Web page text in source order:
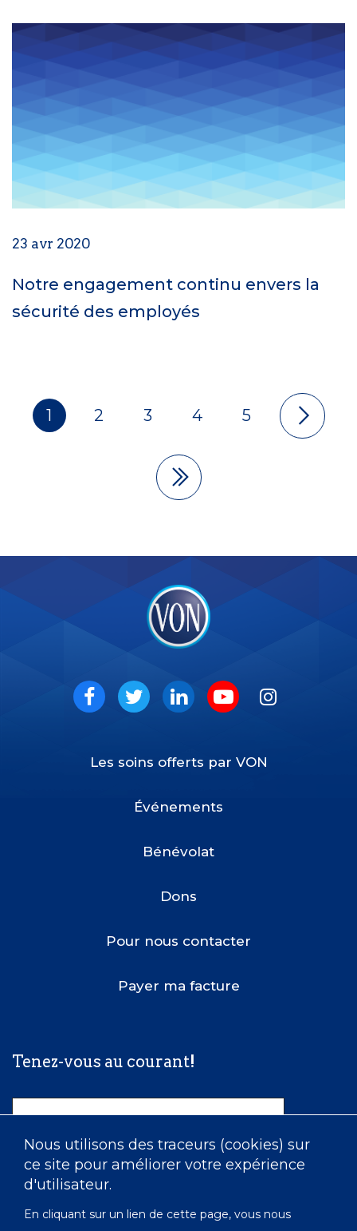
Nous utilisons des traceurs (cookies) sur
ce site pour améliorer votre expérience
d'utilisateur.
En cliquant sur un lien de cette page, vous nous
23 avr 2020
Notre engagement continu envers la
sécurité des employés
Pagination
1 2 3 4 5
Social
Les soins offerts par VON
Événements
Bénévolat
Dons
Pour nous contacter
Payer ma facture
Tenez-vous au courant!
Nom
Courriel